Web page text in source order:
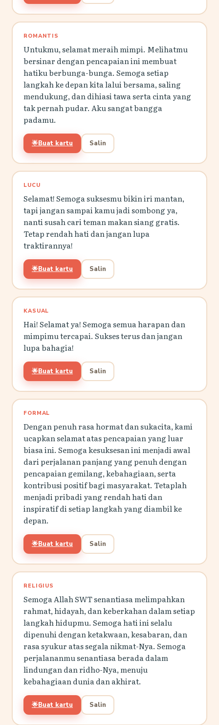
ROMANTIS
Untukmu, selamat meraih mimpi. Melihatmu
bersinar dengan pencapaian ini membuat
hatiku berbunga-bunga. Semoga setiap
langkah ke depan kita lalui bersama, saling
mendukung, dan dihiasi tawa serta cinta yang
tak pernah pudar. Aku sangat bangga
padamu.
🌟Buat kartu Salin
LUCU
Selamat! Semoga suksesmu bikin iri mantan,
tapi jangan sampai kamu jadi sombong ya,
nanti susah cari teman makan siang gratis.
Tetap rendah hati dan jangan lupa
traktirannya!
🌟Buat kartu Salin
KASUAL
Hai! Selamat ya! Semoga semua harapan dan
mimpimu tercapai. Sukses terus dan jangan
lupa bahagia!
🌟Buat kartu Salin
FORMAL
Dengan penuh rasa hormat dan sukacita, kami
ucapkan selamat atas pencapaian yang luar
biasa ini. Semoga kesuksesan ini menjadi awal
dari perjalanan panjang yang penuh dengan
pencapaian gemilang, kebahagiaan, serta
kontribusi positif bagi masyarakat. Tetaplah
menjadi pribadi yang rendah hati dan
inspiratif di setiap langkah yang diambil ke
depan.
🌟Buat kartu Salin
RELIGIUS
Semoga Allah SWT senantiasa melimpahkan
rahmat, hidayah, dan keberkahan dalam setiap
langkah hidupmu. Semoga hati ini selalu
dipenuhi dengan ketakwaan, kesabaran, dan
rasa syukur atas segala nikmat-Nya. Semoga
perjalananmu senantiasa berada dalam
lindungan dan ridho-Nya, menuju
kebahagiaan dunia dan akhirat.
🌟Buat kartu Salin